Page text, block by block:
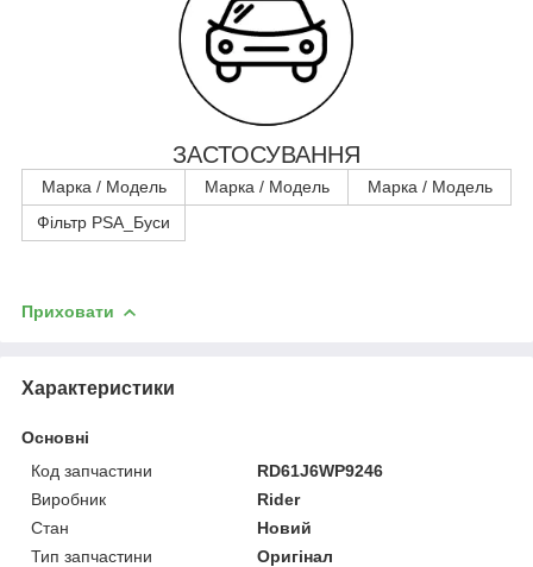
ЗАСТОСУВАННЯ
Марка / Модель Марка / Модель
Марка / Модель
Фільтр PSA_Буси
Приховати
Характеристики
Основні
Код запчастини
RD61J6WP9246
Виробник
Rider
Стан
Новий
Тип запчастини
Оригінал